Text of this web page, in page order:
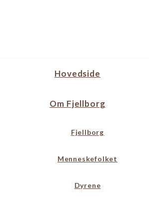
Hovedside
Om Fjellborg
Fjellborg
Menneskefolket
Dyrene